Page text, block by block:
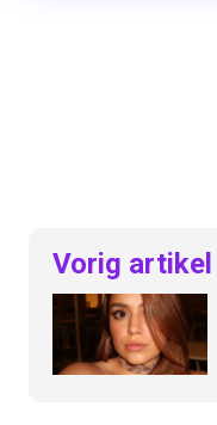
Vorig artikel